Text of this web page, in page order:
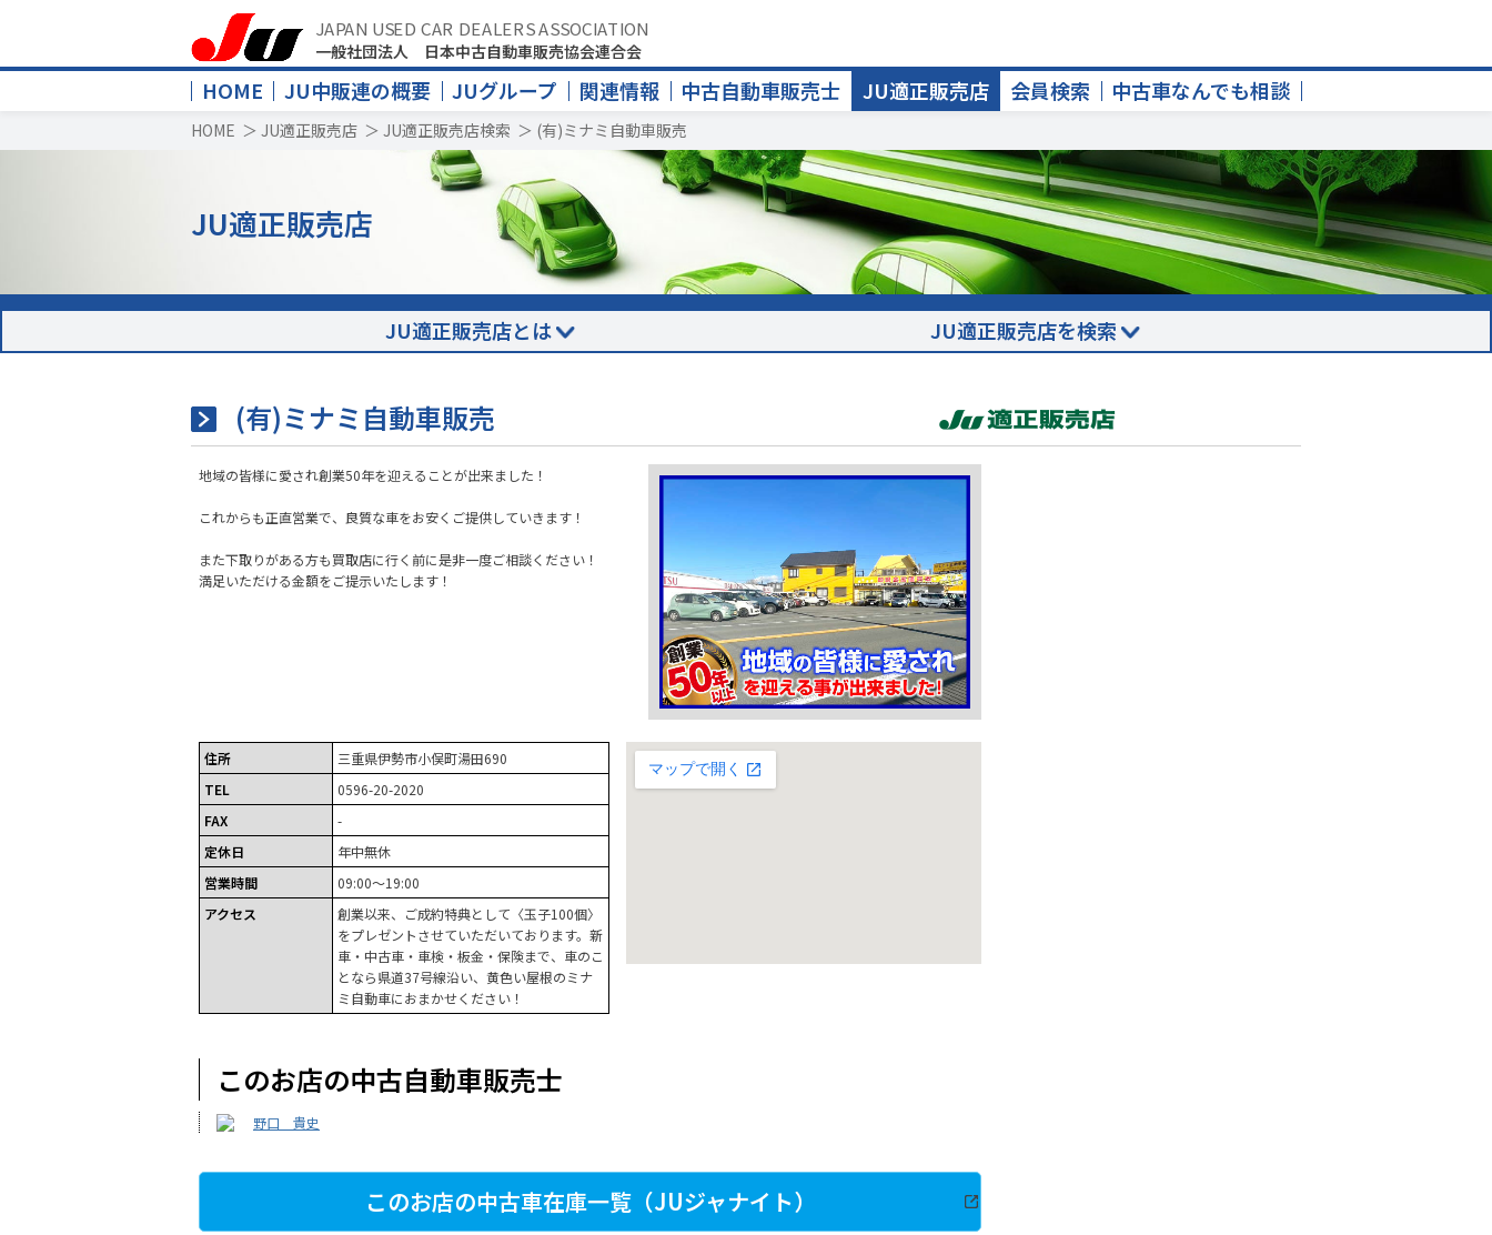
JAPAN USED CAR DEALERS ASSOCIATION
一般社団法人 日本中古自動車販売協会連合会
HOME JU中販連の概要 JUグループ 関連情報 中古自動車販売士 JU適正販売店 会員検索 中古車なんでも相談
HOME ＞ JU適正販売店 ＞ JU適正販売店検索 ＞ (有)ミナミ自動車販売
JU適正販売店
JU適正販売店とは JU適正販売店を検索
(有)ミナミ自動車販売
地域の皆様に愛され創業50年を迎えることが出来ました！
これからも正直営業で、良質な車をお安くご提供していきます！
また下取りがある方も買取店に行く前に是非一度ご相談ください！
満足いただける金額をご提示いたします！
住所
三重県伊勢市小俣町湯田690
TEL
0596-20-2020
FAX
-
定休日
年中無休
営業時間
09:00～19:00
アクセス
創業以来、ご成約特典として〈玉子100個〉
をプレゼントさせていただいております。新
車・中古車・車検・板金・保険まで、車のこ
となら県道37号線沿い、黄色い屋根のミナ
ミ自動車におまかせください！
このお店の中古自動車販売士
野口 貴史
このお店の中古車在庫一覧（JUジャナイト）